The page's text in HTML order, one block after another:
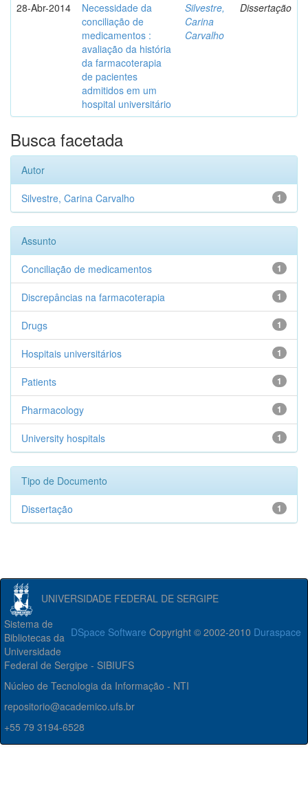
28-Abr-2014
Necessidade da
conciliação de
medicamentos :
avaliação da história
da farmacoterapia
de pacientes
admitidos em um
hospital universitário
Silvestre,
Carina
Carvalho
Dissertação
Busca facetada
Autor
1
Silvestre, Carina Carvalho
Assunto
1
Conciliação de medicamentos
1
Discrepâncias na farmacoterapia
1
Drugs
1
Hospitais universitários
1
Patients
1
Pharmacology
1
University hospitals
Tipo de Documento
1
Dissertação
UNIVERSIDADE FEDERAL DE SERGIPE
DSpace Software Copyright © 2002-2010 Duraspace
Sistema de
Bibliotecas da
Universidade
Federal de Sergipe - SIBIUFS
Núcleo de Tecnologia da Informação - NTI
repositorio@academico.ufs.br
+55 79 3194-6528